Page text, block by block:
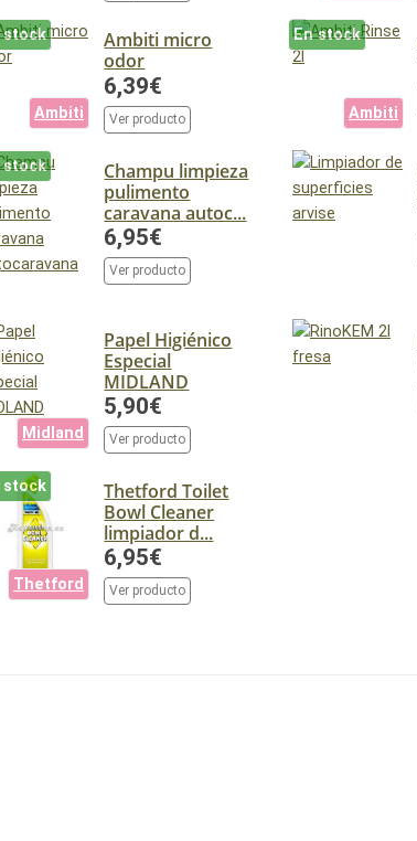
stock
Ambiti
Ambiti micro
odor
6,39€
Ver producto
En stock
Ambiti
stock
Champu limpieza
pulimento
caravana autoc...
6,95€
Ver producto
Midland
Papel Higiénico
Especial
MIDLAND
5,90€
Ver producto
stock
Thetford
Thetford Toilet
Bowl Cleaner
limpiador d...
6,95€
Ver producto